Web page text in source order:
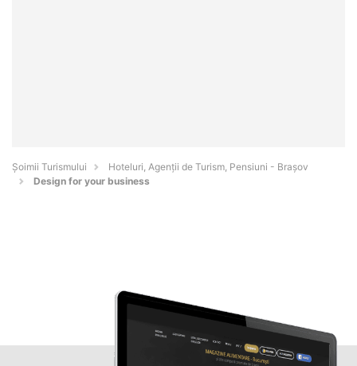
Șoimii Turismului
Hoteluri, Agenții de Turism, Pensiuni - Braşov
Design for your business